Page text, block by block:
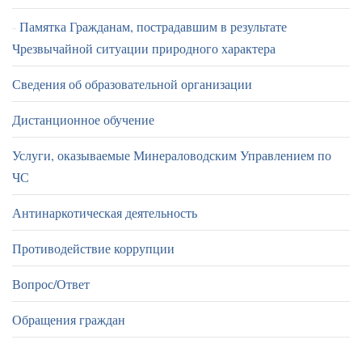
Памятка Гражданам, пострадавшим в результате
Чрезвычайной ситуации природного характера
Сведения об образовательной организации
Дистанционное обучение
Услуги, оказываемые Минераловодским Управлением по
ЧС
Антинаркотическая деятельность
Противодействие коррупции
Вопрос/Ответ
Обращения граждан